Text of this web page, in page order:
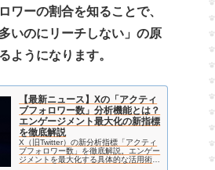
ワーの割合を知ることで、
いのにリーチしない」の原
ようになります。
【最新ニュース】Xの「アクティ
ブフォロワー数」分析機能とは？
エンゲージメント最大化の新指標
を徹底解説
X（旧Twitter）の新分析指標「アクティ
ブフォロワー数」を徹底解説。エンゲー
ジメントを最大化する具体的な活用術か